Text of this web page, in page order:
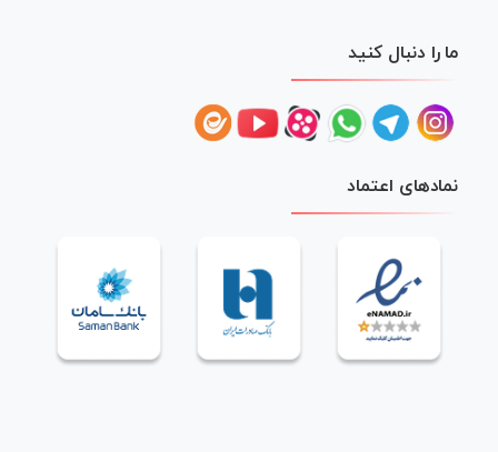
ما را دنبال کنید
نمادهای اعتماد